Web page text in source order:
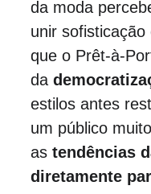
da moda
unir
que o Prêt-à-
da
estilos antes
um público
as tendências
diretamente